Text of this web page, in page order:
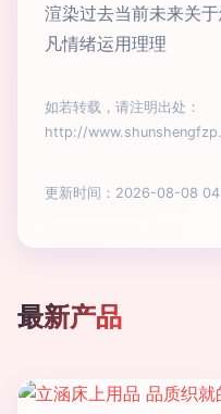
渲染过去当前未来关
凡情绪运用理理
如若转载，请注明出处：
http://
更新时间：2026-08-08
最新产品